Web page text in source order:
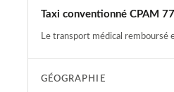
Taxi conventionné CPAM 77
Le transport médical remboursé
GÉOGRAPHIE